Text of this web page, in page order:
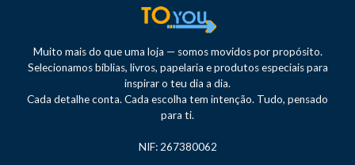
Muito mais do que uma loja — somos movidos por propósito.
Selecionamos bíblias, livros, papelaria e produtos especiais para
inspirar o teu dia a dia.
Cada detalhe conta. Cada escolha tem intenção. Tudo, pensado
para ti.
NIF: 267380062